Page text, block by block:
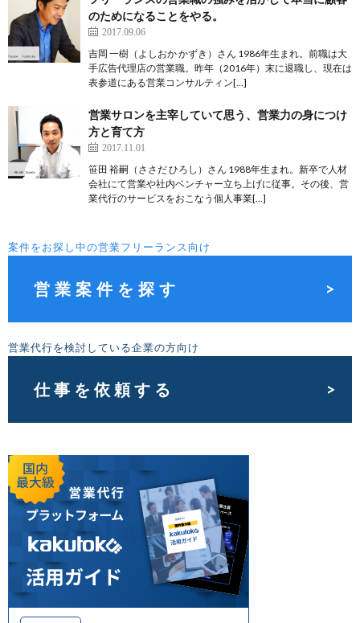
のためになることをやる。
2017.09.06
吉岡 一樹（よしおか かずき）さん 1986年生まれ。前職は大
手広告代理店の営業職。昨年（2016年）末に退職し、現在は
表参道にある営業コンサルティン[…]
営業サロンを主宰していて思う、営業力の身につけ
方と育て方
2017.11.01
笹田 裕嗣（ささだ ひろし）さん 1988年生まれ。新卒で人材
会社にて営業や社内ベンチャー立ち上げに従事。その後、営
業代行のサービスをおこなう個人事業[…]
案件をお探し中の営業フリーランス向け
営業案件を探す
営業代行を検討している企業の方向け
仕事を依頼する